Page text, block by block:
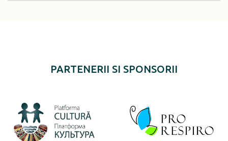
PARTENERII SI SPONSORII